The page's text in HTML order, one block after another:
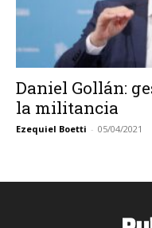
Daniel Gollán:
la militancia
Ezequiel Boetti - 05/04/2021